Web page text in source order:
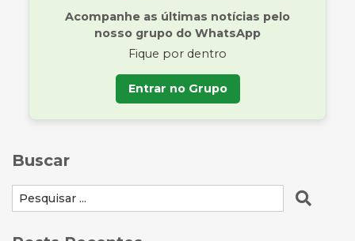
Acompanhe as últimas notícias pelo
nosso grupo do WhatsApp
Fique por dentro
Entrar no Grupo
Buscar